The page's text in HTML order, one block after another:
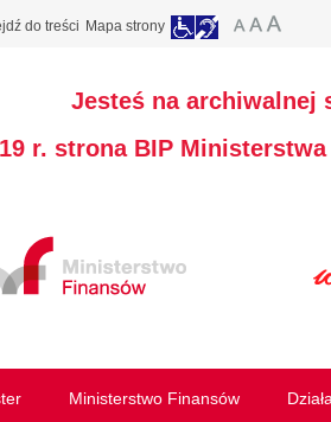
do treści Mapa strony
Jesteś na archiwalnej
r. strona BIP
Ministerstwo Finansów